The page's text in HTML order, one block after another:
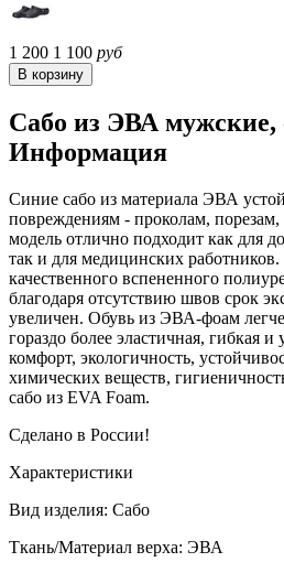
1 200 1 100 руб
Сабо из ЭВА мужские,
Информация
Синие сабо из материала ЭВА
повреждениям - проколам,
модель отлично подходит как для
так и для медицинских
качественного вспененного
благодаря отсутствию швов срок
увеличен. Обувь из ЭВА-фоам
гораздо более эластичная, гибкая
комфорт, экологичность,
химических веществ,
сабо из EVA Foam.
Сделано в России!
Характеристики
Вид изделия: Сабо
Ткань/Материал верха: ЭВА